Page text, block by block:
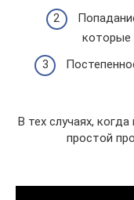
которые
В тех случаях,
простой